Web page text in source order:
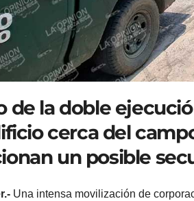
de la doble
cerca del
un posible
Una intensa movilización de